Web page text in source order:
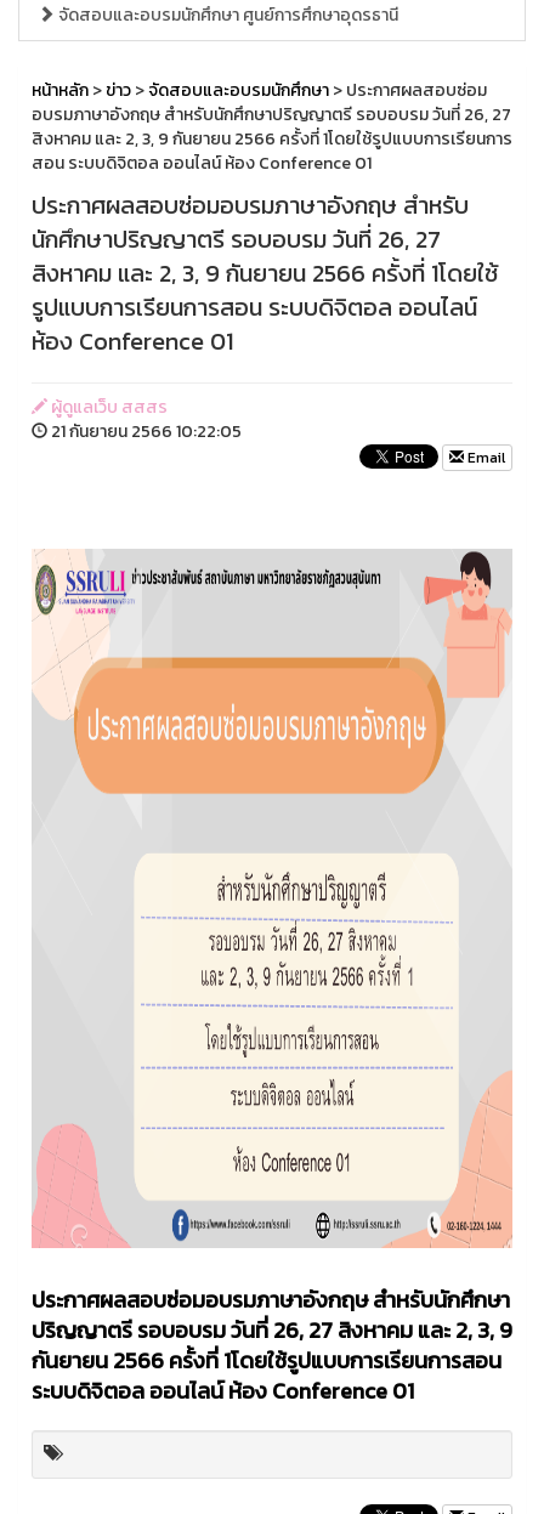
จัดสอบและอบรมนักศึกษา ศูนย์การศึกษาอุดรธานี
หน้าหลัก>ข่าว>จัดสอบและอบรมนักศึกษา> ประกาศผลสอบซ่อม
อบรมภาษาอังกฤษ สำหรับนักศึกษาปริญญาตรี รอบอบรม วันที่ 26, 27
สิงหาคม และ 2, 3, 9 กันยายน 2566 ครั้งที่ 1โดยใช้รูปแบบการเรียนการ
สอน ระบบดิจิตอล ออนไลน์ ห้อง Conference 01
ประกาศผลสอบซ่อมอบรมภาษาอังกฤษ สำหรับ
นักศึกษาปริญญาตรี รอบอบรม วันที่ 26, 27
สิงหาคม และ 2, 3, 9 กันยายน 2566 ครั้งที่ 1โดยใช้
รูปแบบการเรียนการสอน ระบบดิจิตอล ออนไลน์
ห้อง Conference 01
ผู้ดูแลเว็บ สสสร
21 กันยายน 2566 10:22:05
Email
ประกาศผลสอบซ่อมอบรมภาษาอังกฤษ สำหรับนักศึกษา
ปริญญาตรี รอบอบรม วันที่ 26, 27 สิงหาคม และ 2, 3, 9
กันยายน 2566 ครั้งที่ 1โดยใช้รูปแบบการเรียนการสอน
ระบบดิจิตอล ออนไลน์ ห้อง Conference 01